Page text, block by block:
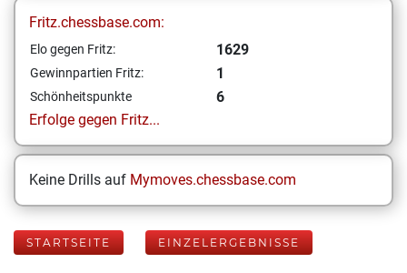
Fritz.chessbase.com:
Elo gegen Fritz: 1629
Gewinnpartien Fritz: 1
Schönheitspunkte
6
Erfolge gegen Fritz...
Keine Drills auf Mymoves.chessbase.com
STARTSEITE EINZELERGEBNISSE